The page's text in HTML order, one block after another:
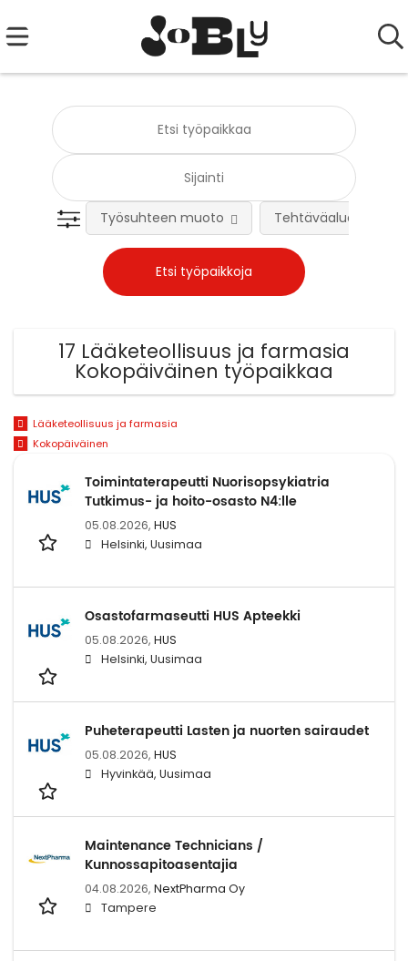
Työsuhteen muoto Tehtäväalue
17 Lääketeollisuus ja farmasia
Kokopäiväinen työpaikkaa
Lääketeollisuus ja farmasia
Kokopäiväinen
Toimintaterapeutti Nuorisopsykiatria
Tutkimus- ja hoito-osasto N4:lle
05.08.2026, HUS
Helsinki, Uusimaa
Osastofarmaseutti HUS Apteekki
05.08.2026, HUS
Helsinki, Uusimaa
Puheterapeutti Lasten ja nuorten sairaudet
05.08.2026, HUS
Hyvinkää, Uusimaa
Maintenance Technicians /
Kunnossapitoasentajia
04.08.2026, NextPharma Oy
Tampere